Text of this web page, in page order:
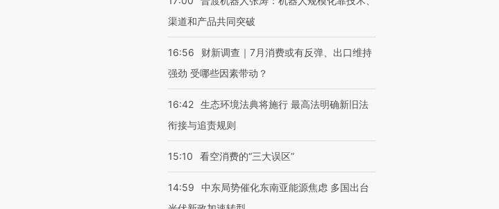
渠道和产品共同突破
16:56
财新调查｜7月消费或有反弹、出口维持
强劲 受哪些因素带动？
16:42 生态环境法典将施行 最高法明确新旧法
衔接与追责规则
15:10 看空消费的“三大误区”
14:59
中东局势催化东南亚能源焦虑 多国出台